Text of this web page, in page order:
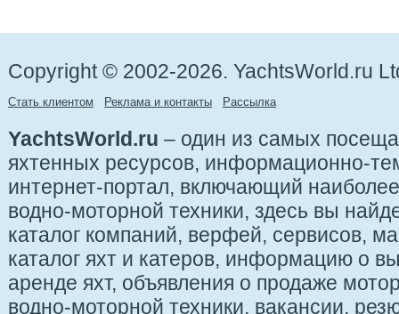
Copyright © 2002-2026. YachtsWorld.ru
Стать клиентом Реклама и контакты Рассылка
YachtsWorld.ru – один из самых
яхтенных ресурсов, информационно-
интернет-портал, включающий
водно-моторной техники, здесь вы
каталог компаний, верфей, сервисов,
каталог яхт и катеров, информацию о
аренде яхт, объявления о продаже
водно-моторной техники, вакансии,